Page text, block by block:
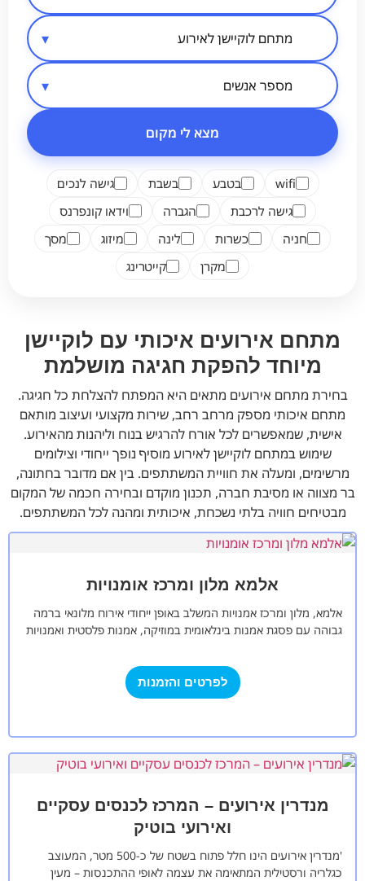
אזור בארץ
סיווג מקום
מספר אנשים
מצא לי מקום
wifi בטבע בשבת
גישה לנכים
גישה לרכבת
הגברה
וידאו קונפרנס
חניה
כשרות לינה מיזוג
מסך
מקרן
קייטרינג
מתחם אירועים איכותי עם לוקיישן
מיוחד להפקת חגיגה מושלמת
בחירת מתחם אירועים מתאים היא המפתח להצלחת כל חגיגה.
מתחם איכותי מספק מרחב רחב, שירות מקצועי ועיצוב מותאם
אישית, שמאפשרים לכל אורח להרגיש בנוח וליהנות מהאירוע.
שימוש במתחם לוקיישן לאירוע מוסיף נופך ייחודי וצילומים
מרשימים, ומעלה את חוויית המשתתפים. בין אם מדובר בחתונה,
בר מצווה או מסיבת חברה, תכנון מוקדם ובחירה חכמה של המקום
מבטיחים חוויה בלתי נשכחת, איכותית ומהנה לכל המשתתפים.
אלמא מלון ומרכז אומנויות
אלמא, מלון ומרכז אמנויות המשלב באופן ייחודי אירוח מלונאי ברמה
גבוהה עם פסגת אמנות בינלאומית במוזיקה, אמנות פלסטית ואמנויות
לפרטים והזמנות
מנדרין אירועים – המרכז לכנסים עסקיים
ואירועי בוטיק
'מנדרין אירועים הינו חלל פתוח בשטח של כ-500 מטר, המעוצב
כגלריה ורסטילית המתאימה את עצמה לאופי ההתכנסות – מעין